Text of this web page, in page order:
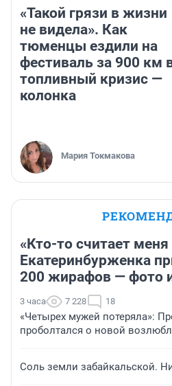
«Такой грязи в жизни
не видела». Как
тюменцы ездили на
фестиваль за 900 км
топливный кризис —
колонка
Мария Токмакова
«Кто-то считает
Екатеринбурженка
200 жирафов — фото
3 часа 7 228 18
«Четырех мужей потеряла»:
проболтался о новой
Соль земли забайкальской.